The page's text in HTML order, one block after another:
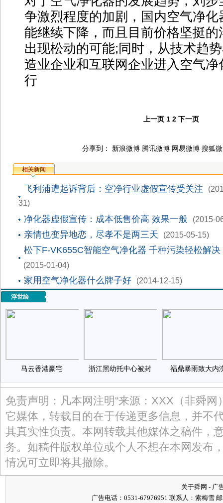
争激烈程度的加剧，国内空气净
能继续下降，而且目前价格坚挺
出现松动的可能;同时，从技术趋
造业企业和互联网企业进入空气
行
上一页 1 2 下一页
分享到： 新浪微博 腾讯微博 网易微博 搜狐
相关新闻
飞利浦遭起诉背后：空净行业虚假宣传受关注
31)
净化器虚假宣传：成本低售价高 效果一般
(2015-
亲情也变异地恋，尽孝不是两三天 (2015-05-15)
松下F-VK655C智能空气净化器 千种污染轻松解决
(2015-01-04)
家用空气净化器什么牌子好 (2014-12-15)
浮世绘
马云香港豪宅 浙江黑幼托中心被封 福鼎暴雨致大内
免责声明：凡本网注明“来源：XXX（非舜网
它媒体，转载目的在于传递更多信息，并不
其真实性负责。本网转载其他媒体之稿件，
务。如稿件版权单位或个人不想在本网发布
情况可立即将其撤除。
关于舜网 - 广
广告电话：0531-67976951 联系人：索梅雪